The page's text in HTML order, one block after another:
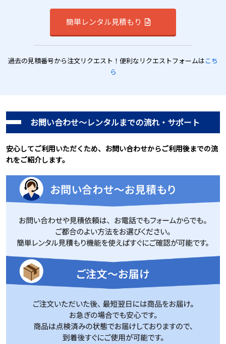
簡単レンタル見積もり
過去の見積番号から注文リクエスト！便利なリクエストフォームはこち
ら
お問い合わせ～レンタルまでの流れ・サポート
安心してご利用いただくため、お問い合わせからご利用後までの流
れをご紹介します。